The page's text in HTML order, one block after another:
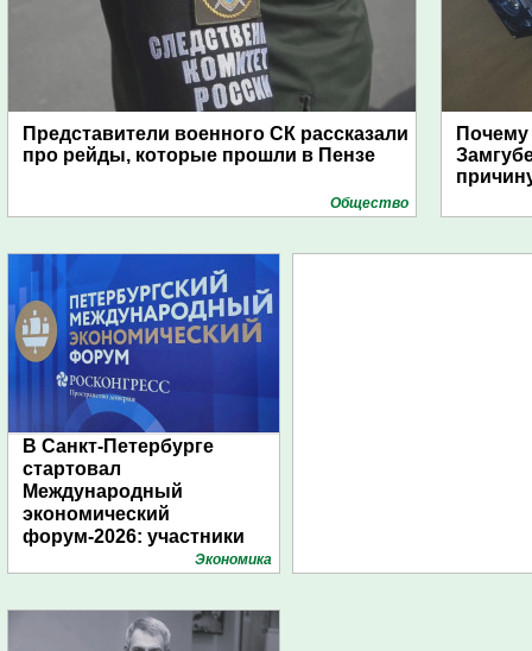
Представители военного СК рассказали
про рейды, которые прошли в Пензе
Общество
В Санкт-Петербурге
стартовал
Международный
экономический
форум-2026: участники
подготовили креативные
Экономика